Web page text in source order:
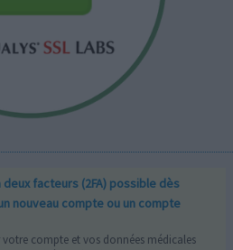
facteurs (2FA) possible dès
nouveau compte ou un compte
votre compte et vos données médicales